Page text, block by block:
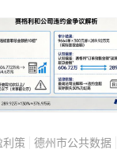
快速理解阅读，
，哈佛校长称他
策
德州市公共数据